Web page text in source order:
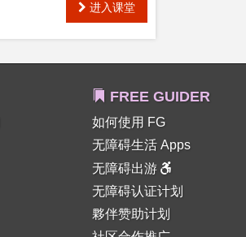
进入课堂
FREE GUIDER
如何使用 FG
无障碍生活 Apps
无障碍出游
无障碍认证计划
夥伴赞助计划